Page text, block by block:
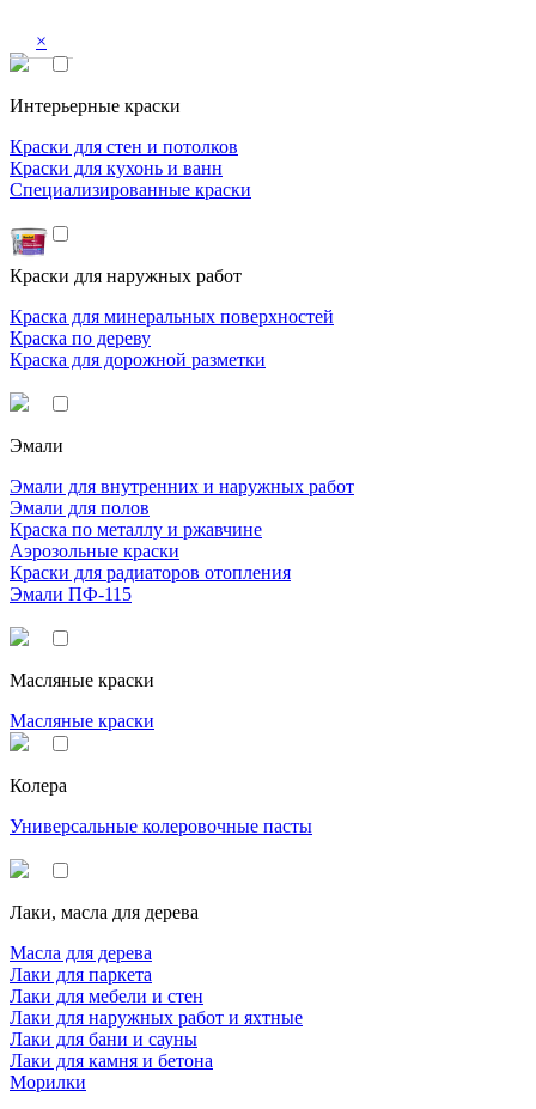
×
Интерьерные краски
Краски для стен и потолков
Краски для кухонь и ванн
Специализированные краски
Краски для наружных работ
Краска для минеральных поверхностей
Краска по дереву
Краска для дорожной разметки
Эмали
Эмали для внутренних и наружных работ
Эмали для полов
Краска по металлу и ржавчине
Аэрозольные краски
Краски для радиаторов отопления
Эмали ПФ-115
Масляные краски
Масляные краски
Колера
Универсальные колеровочные пасты
Лаки, масла для дерева
Масла для дерева
Лаки для паркета
Лаки для мебели и стен
Лаки для наружных работ и яхтные
Лаки для бани и сауны
Лаки для камня и бетона
Морилки